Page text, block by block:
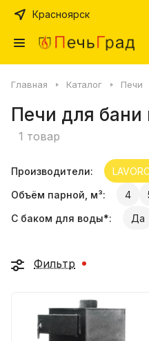
Красноярск
Главная Каталог Печи
Печи для бани
1 товар
Производители:
Объём парной, м³:
4
С баком для воды*:
Да
Фильтр